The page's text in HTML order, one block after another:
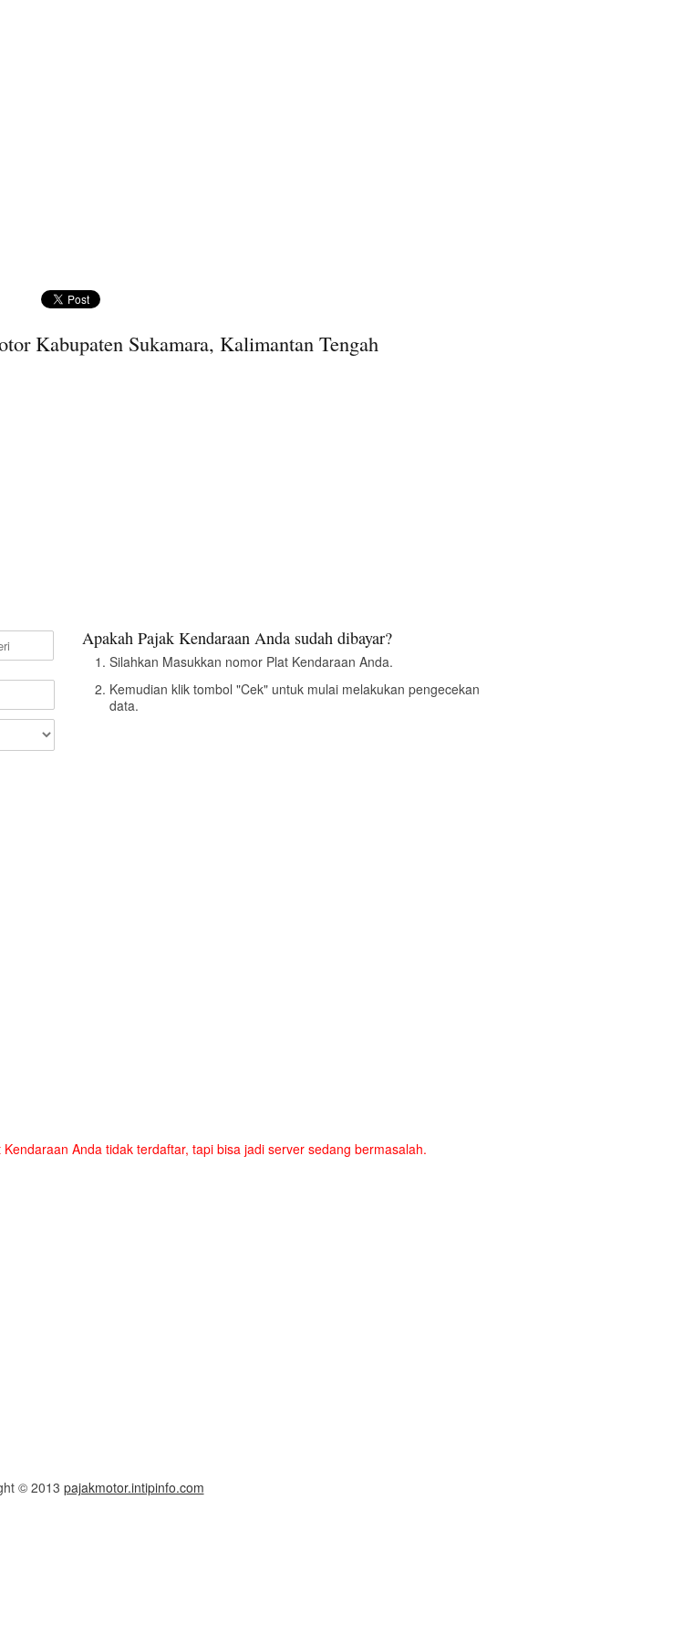
Kabupaten Sukamara, Kalimantan Tengah
Apakah Pajak Kendaraan Anda sudah dibayar?
Silahkan Masukkan nomor Plat Kendaraan Anda.
Kemudian klik tombol "Cek" untuk mulai melakukan pengecekan
data.
Anda tidak terdaftar, tapi bisa jadi server sedang bermasalah.
© 2013 pajakmotor.intipinfo.com